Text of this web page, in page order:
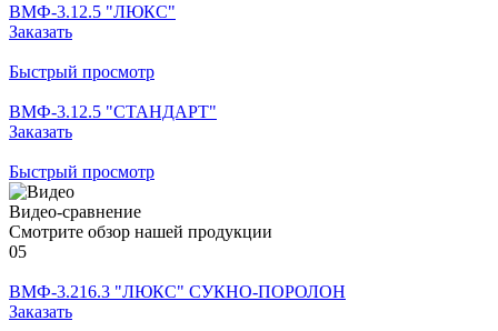
ВМФ-3.12.5 "ЛЮКС"
Заказать
Быстрый просмотр
ВМФ-3.12.5 "СТАНДАРТ"
Заказать
Быстрый просмотр
Видео-сравнение
Смотрите обзор нашей продукции
05
ВМФ-3.216.3 "ЛЮКС" СУКНО-ПОРОЛОН
Заказать